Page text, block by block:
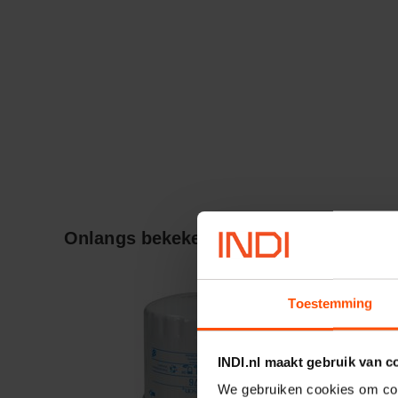
Toestemming
INDI.nl maakt gebruik van
We gebruiken cookies om
Onlangs bekeken: